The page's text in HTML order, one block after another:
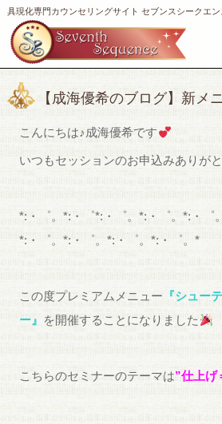
具現化専門カウンセリングサイト セブンスシークエン
【成海優希のブログ】新
こんにちは♪成海優希です
いつもセッションのお申込みありが
*:・゜。*:・゜*:・゜。*:・゜。*:・゜
*:・゜。*:・゜。*:・゜。*:・゜。*
この度プレミアムメニュー 『シュー
ー』 を開催することになりました
こちらのセミナーのテーマは”仕上げ